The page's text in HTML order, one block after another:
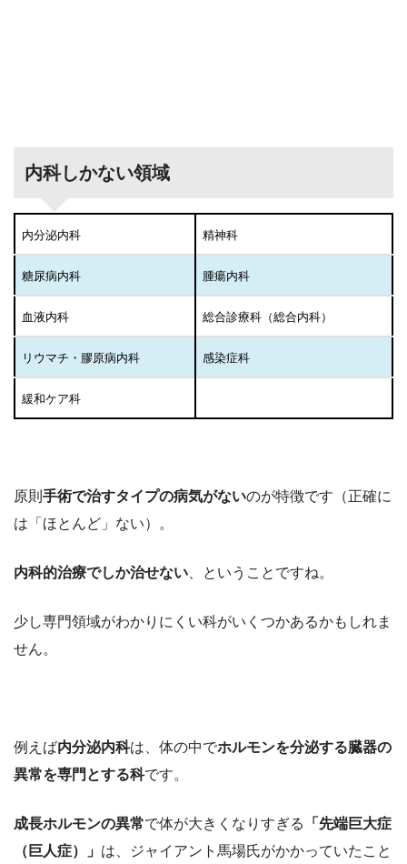
内科しかない領域
内分泌内科 精神科
糖尿病内科 腫瘍内科
血液内科 総合診療科（総合内科）
リウマチ・膠原病内科 感染症科
緩和ケア科
原則 手術で治すタイプの病気がないのが特徴です（正確に
は「ほとんど」ない）。
内科的治療でしか治せない、ということですね。
少し専門領域がわかりにくい科がいくつかあるかもしれま
せん。
例えば内分泌内科は、体の中でホルモンを分泌する臓器の
異常を専門とする科です。
成長ホルモンの異常で体が大きくなりすぎる
「先端巨大症
（巨人症）」 は、ジャイアント馬場氏がかかっていたこと